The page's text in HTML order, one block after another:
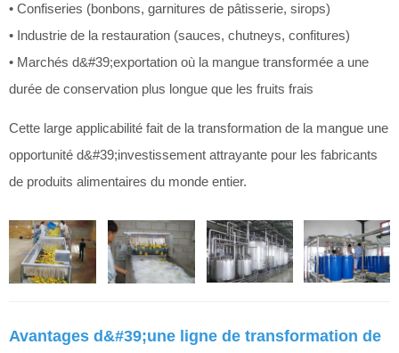
• Confiseries (bonbons, garnitures de pâtisserie, sirops)
• Industrie de la restauration (sauces, chutneys, confitures)
• Marchés d&#39;exportation où la mangue transformée a une
durée de conservation plus longue que les fruits frais
Cette large applicabilité fait de la transformation de la mangue une
opportunité d&#39;investissement attrayante pour les fabricants
de produits alimentaires du monde entier.
Avantages d&#39;une ligne de transformation de